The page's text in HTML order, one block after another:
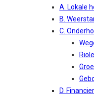
A. Lokale
B.
C.
D.